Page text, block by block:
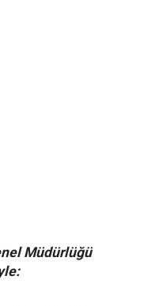
Müdürlüğü